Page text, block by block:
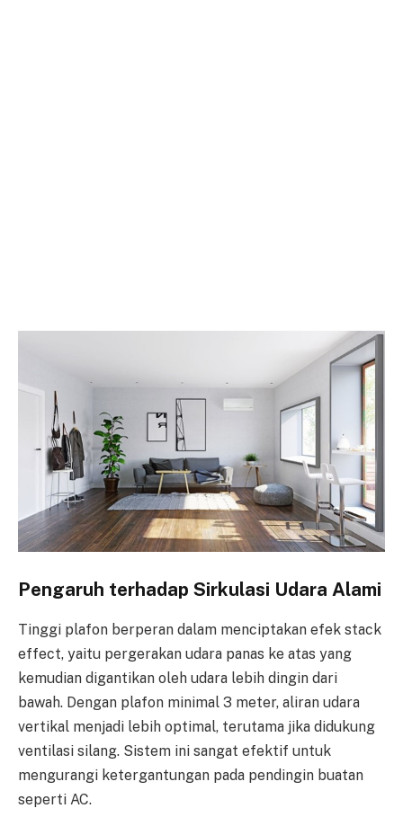
Pengaruh terhadap Sirkulasi Udara Alami
Tinggi plafon berperan dalam menciptakan efek stack
effect, yaitu pergerakan udara panas ke atas yang
kemudian digantikan oleh udara lebih dingin dari
bawah. Dengan plafon minimal 3 meter, aliran udara
vertikal menjadi lebih optimal, terutama jika didukung
ventilasi silang. Sistem ini sangat efektif untuk
mengurangi ketergantungan pada pendingin buatan
seperti AC.